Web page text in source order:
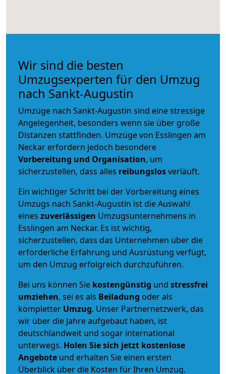
Wir sind die besten
Umzugsexperten für den Umzug
nach Sankt-Augustin
Umzüge nach Sankt-Augustin sind eine stressige
Angelegenheit, besonders wenn sie über große
Distanzen stattfinden. Umzüge von Esslingen am
Neckar erfordern jedoch besondere
Vorbereitung und Organisation, um
sicherzustellen, dass alles reibungslosverläuft.
Ein wichtiger Schritt bei der Vorbereitung eines
Umzugs nach Sankt-Augustin ist die Auswahl
eines zuverlässigen Umzugsunternehmens in
Esslingen am Neckar. Es ist wichtig,
sicherzustellen, dass das Unternehmen über die
erforderliche Erfahrung und Ausrüstung verfügt,
um den Umzug erfolgreich durchzuführen.
Bei uns können Sie kostengünstig und stressfrei
umziehen, sei es als Beiladung oder als
kompletter Umzug. Unser Partnernetzwerk, das
wir über die Jahre aufgebaut haben, ist
deutschlandweit und sogar international
unterwegs. Holen Sie sich jetzt kostenlose
Angebote und erhalten Sie einen ersten
Überblick über die Kosten für Ihren Umzug.